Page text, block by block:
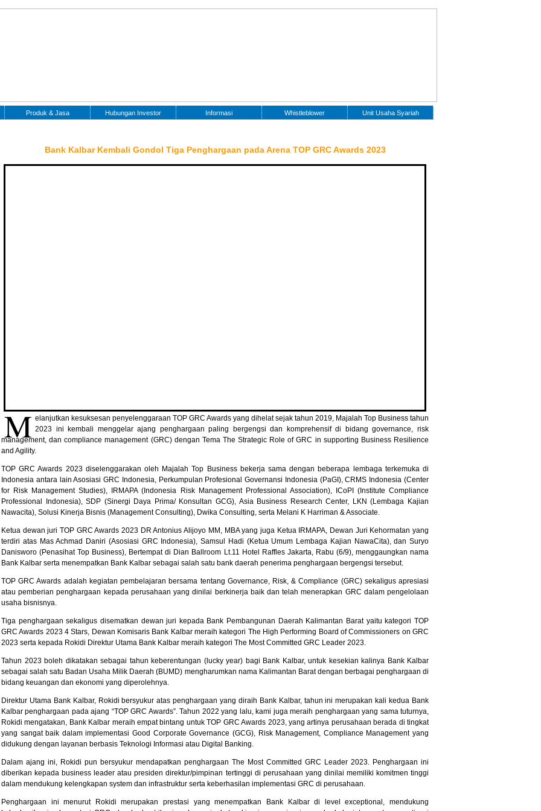
Produk & Jasa Hubungan Investor Informasi Whistleblower Unit Usaha Syariah
Bank Kalbar Kembali Gondol Tiga Penghargaan pada Arena TOP GRC Awards 2023
M elanjutkan kesuksesan penyelenggaraan TOP GRC Awards yang dihelat sejak tahun 2019, Majalah Top Business tahun
2023 ini kembali menggelar ajang penghargaan paling bergengsi dan komprehensif di bidang governance, risk
management, dan compliance management (GRC) dengan Tema The Strategic Role of GRC in supporting Business Resilience
and Agility.
TOP GRC Awards 2023 diselenggarakan oleh Majalah Top Business bekerja sama dengan beberapa lembaga terkemuka di
Indonesia antara lain Asosiasi GRC Indonesia, Perkumpulan Profesional Governansi Indonesia (PaGI), CRMS Indonesia (Center
for Risk Management Studies), IRMAPA (Indonesia Risk Management Professional Association), ICoPI (Institute Compliance
Professional Indonesia), SDP (Sinergi Daya Prima/ Konsultan GCG), Asia Business Research Center, LKN (Lembaga Kajian
Nawacita), Solusi Kinerja Bisnis (Management Consulting), Dwika Consulting, serta Melani K Harriman & Associate.
Ketua dewan juri TOP GRC Awards 2023 DR Antonius Alijoyo MM, MBA yang juga Ketua IRMAPA, Dewan Juri Kehormatan yang
terdiri atas Mas Achmad Daniri (Asosiasi GRC Indonesia), Samsul Hadi (Ketua Umum Lembaga Kajian NawaCita), dan Suryo
Danisworo (Penasihat Top Business), Bertempat di Dian Ballroom Lt.11 Hotel Raffles Jakarta, Rabu (6/9), menggaungkan nama
Bank Kalbar serta menempatkan Bank Kalbar sebagai salah satu bank daerah penerima penghargaan bergengsi tersebut.
TOP GRC Awards adalah kegiatan pembelajaran bersama tentang Governance, Risk, & Compliance (GRC) sekaligus apresiasi
atau pemberian penghargaan kepada perusahaan yang dinilai berkinerja baik dan telah menerapkan GRC dalam pengelolaan
usaha bisnisnya.
Tiga penghargaan sekaligus disematkan dewan juri kepada Bank Pembangunan Daerah Kalimantan Barat yaitu kategori TOP
GRC Awards 2023 4 Stars, Dewan Komisaris Bank Kalbar meraih kategori The High Performing Board of Commissioners on GRC
2023 serta kepada Rokidi Direktur Utama Bank Kalbar meraih kategori The Most Committed GRC Leader 2023.
Tahun 2023 boleh dikatakan sebagai tahun keberentungan (lucky year) bagi Bank Kalbar, untuk kesekian kalinya Bank Kalbar
sebagai salah satu Badan Usaha Milik Daerah (BUMD) mengharumkan nama Kalimantan Barat dengan berbagai penghargaan di
bidang keuangan dan ekonomi yang diperolehnya.
Direktur Utama Bank Kalbar, Rokidi bersyukur atas penghargaan yang diraih Bank Kalbar, tahun ini merupakan kali kedua Bank
Kalbar penghargaan pada ajang “TOP GRC Awards”. Tahun 2022 yang lalu, kami juga meraih penghargaan yang sama tuturnya,
Rokidi mengatakan, Bank Kalbar meraih empat bintang untuk TOP GRC Awards 2023, yang artinya perusahaan berada di tingkat
yang sangat baik dalam implementasi Good Corporate Governance (GCG), Risk Management, Compliance Management yang
didukung dengan layanan berbasis Teknologi Informasi atau Digital Banking.
Dalam ajang ini, Rokidi pun bersyukur mendapatkan penghargaan The Most Committed GRC Leader 2023. Penghargaan ini
diberikan kepada business leader atau presiden direktur/pimpinan tertinggi di perusahaan yang dinilai memiliki komitmen tinggi
dalam mendukung kelengkapan system dan infrastruktur serta keberhasilan implementasi GRC di perusahaan.
Penghargaan ini menurut Rokidi merupakan prestasi yang menempatkan Bank Kalbar di level exceptional, mendukung